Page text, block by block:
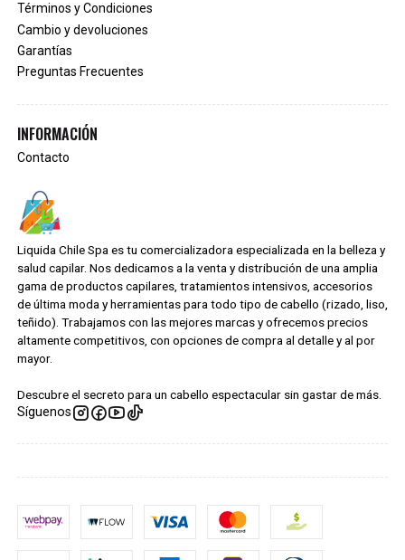
Términos y Condiciones
Cambio y devoluciones
Garantías
Preguntas Frecuentes
INFORMACIÓN
Contacto
Liquida Chile Spa es tu comercializadora especializada en la belleza y
salud capilar. Nos dedicamos a la venta y distribución de una amplia
gama de productos capilares, tratamientos intensivos, accesorios
de última moda y herramientas para todo tipo de cabello (rizado, liso,
teñido). Trabajamos con las mejores marcas y ofrecemos precios
altamente competitivos, con opciones de compra al detalle y al por
mayor.
Descubre el secreto para un cabello espectacular sin gastar de más.
Síguenos